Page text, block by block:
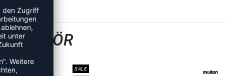
SALE